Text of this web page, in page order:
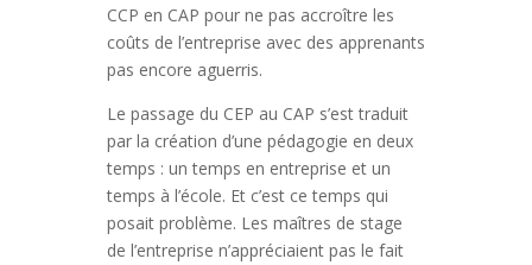
CCP en CAP pour ne pas accroître les
coûts de l’entreprise avec des apprenants
pas encore aguerris.
Le passage du CEP au CAP s’est traduit
par la création d’une pédagogie en deux
temps : un temps en entreprise et un
temps à l’école. Et c’est ce temps qui
posait problème. Les maîtres de stage
de l’entreprise n’appréciaient pas le fait